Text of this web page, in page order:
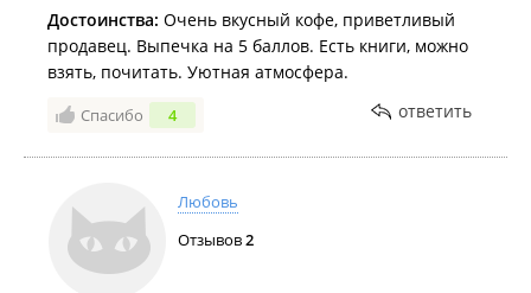
Достоинства: Очень вкусный кофе, приветливый
продавец. Выпечка на 5 баллов. Есть книги, можно
взять, почитать. Уютная атмосфера.
Спасибо 4 ответить
Любовь
Отзывов2